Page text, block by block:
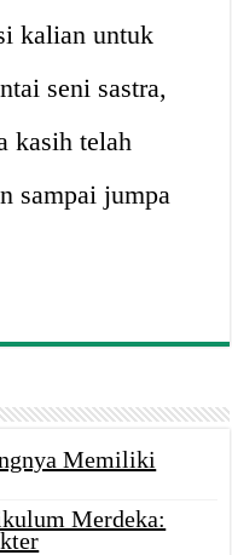
kalian untuk
seni sastra,
kasih telah
sampai jumpa
Memiliki
Merdeka: